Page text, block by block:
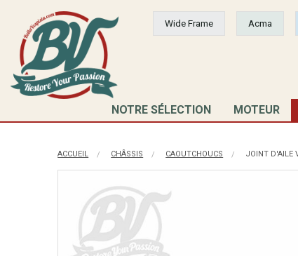
Wide Frame Acma
NOTRE SÉLECTION MOTEUR
ACCUEIL CHÂSSIS CAOUTCHOUCS JOINT D'AILE